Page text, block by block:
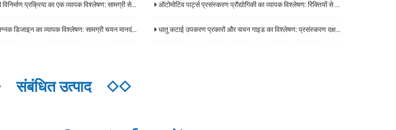
का एक व्यापक विश्लेषण: सामग्री से तैयार उत्पादों तक मुख्य प्रौद्योगिकियां ऑटोमोटिव पार्ट्स प्रसंस्करण प्रौद्योगिकी का व्यापक विश्लेषण: रिक्तियों से तैयार उत्पादों तक मुख्य प्रौद्योगिकियां
व्यापक विश्लेषण: सामग्री चयन मानदंड, सुरक्षा स्तर, और अनुप्रयोग परिदृश्य दिशानिर्देश धातु कटाई उपकरण प्रकारों और चयन गाइड का विश्लेषण: प्रसंस्करण दक्षता में सुधार करने की कुंजी
संबंधित उत्पाद ◇◇